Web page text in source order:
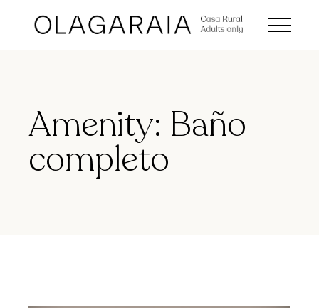
Amenity: Baño
completo